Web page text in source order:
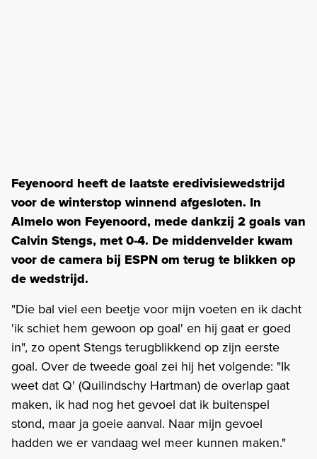
Feyenoord heeft de laatste eredivisiewedstrijd
voor de winterstop winnend afgesloten. In
Almelo won Feyenoord, mede dankzij 2 goals van
Calvin Stengs, met 0-4. De middenvelder kwam
voor de camera bij ESPN om terug te blikken op
de wedstrijd.
"Die bal viel een beetje voor mijn voeten en ik dacht
'ik schiet hem gewoon op goal' en hij gaat er goed
in", zo opent Stengs terugblikkend op zijn eerste
goal. Over de tweede goal zei hij het volgende: "Ik
weet dat Q' (Quilindschy Hartman) de overlap gaat
maken, ik had nog het gevoel dat ik buitenspel
stond, maar ja goeie aanval. Naar mijn gevoel
hadden we er vandaag wel meer kunnen maken."